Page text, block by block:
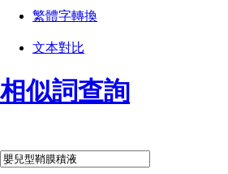
繁體字轉換
文本對比
相似詞查詢